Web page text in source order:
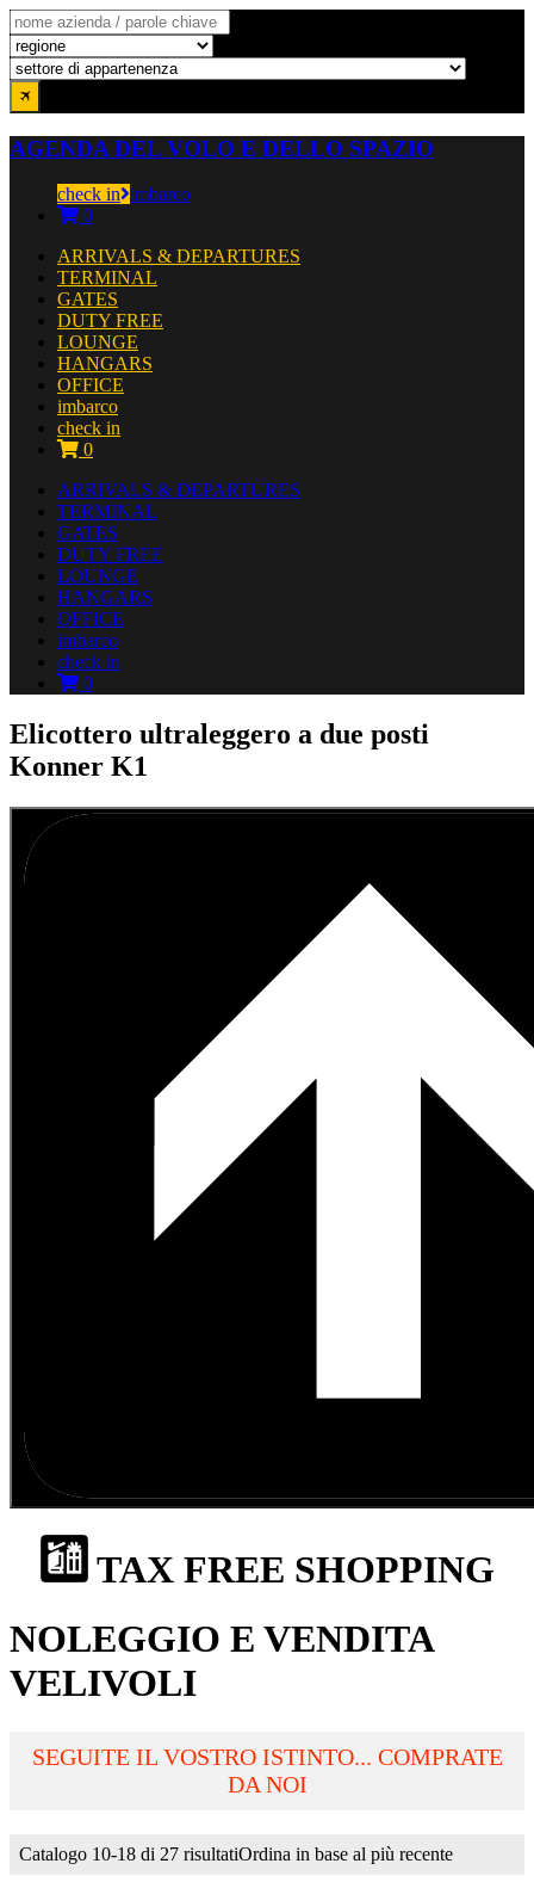
AGENDA DEL VOLO E DELLO SPAZIO
check in imbarco
0
ARRIVALS & DEPARTURES
TERMINAL
GATES
DUTY FREE
LOUNGE
HANGARS
OFFICE
imbarco
check in
0
ARRIVALS & DEPARTURES
TERMINAL
GATES
DUTY FREE
LOUNGE
HANGARS
OFFICE
imbarco
check in
0
Elicottero ultraleggero a due posti
Konner K1
TAX FREE SHOPPING
NOLEGGIO E VENDITA
VELIVOLI
SEGUITE IL VOSTRO ISTINTO... COMPRATE
DA NOI
Catalogo 10-18 di 27 risultatiOrdina in base al più recente